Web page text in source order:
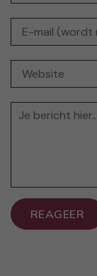
REAGEER